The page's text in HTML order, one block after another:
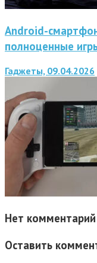
Android-
полноценные
Гаджеты, 09.04.2026
Нет комментарий
Оставить